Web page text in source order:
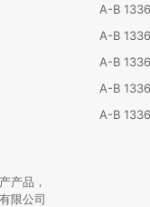
A-B
A-B
A-B
A-B
A-B
产品，
限公司